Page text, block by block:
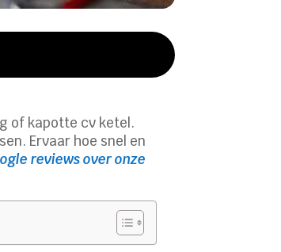
of kapotte cv ketel.
Ervaar hoe snel en
reviews over onze